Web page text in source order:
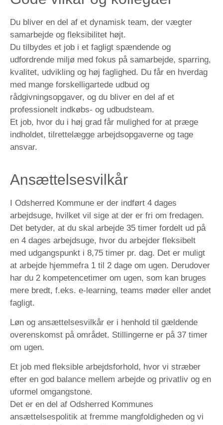
Du bliver en del af et dynamisk team, der vægter
samarbejde og fleksibilitet højt.
Du tilbydes et job i et fagligt spændende og
udfordrende miljø med fokus på samarbejde, sparring,
kvalitet, udvikling og høj faglighed. Du får en hverdag
med mange forskelligartede udbud og
rådgivningsopgaver, og du bliver en del af et
professionelt indkøbs- og udbudsteam.
Et job, hvor du i høj grad får mulighed for at præge
indholdet, tilrettelægge arbejdsopgaverne og tage
ansvar.
Ansættelsesvilkår
I Odsherred Kommune er der indført 4 dages
arbejdsuge, hvilket vil sige at der er fri om fredagen.
Det betyder, at du skal arbejde 35 timer fordelt ud på
en 4 dages arbejdsuge, hvor du arbejder fleksibelt
med udgangspunkt i 8,75 timer pr. dag. Det er muligt
at arbejde hjemmefra 1 til 2 dage om ugen. Derudover
har du 2 kompetencetimer om ugen, som kan bruges
mere bredt, f.eks. e-learning, teams møder eller andet
fagligt.
Løn og ansættelsesvilkår er i henhold til gældende
overenskomst på området. Stillingerne er på 37 timer
om ugen.
Et job med fleksible arbejdsforhold, hvor vi stræber
efter en god balance mellem arbejde og privatliv og en
uformel omgangstone.
Det er en del af Odsherred Kommunes
ansættelsespolitik at fremme mangfoldigheden og vi